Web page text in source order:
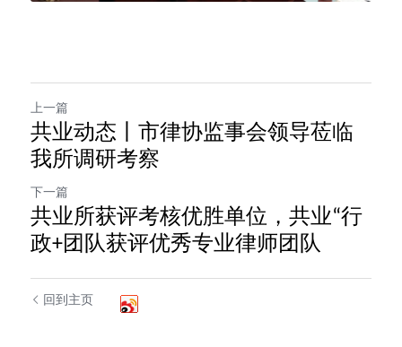
上一篇
共业动态丨市律协监事会领导莅临
我所调研考察
下一篇
共业所获评考核优胜单位，共业“行
政+团队获评优秀专业律师团队
回到主页